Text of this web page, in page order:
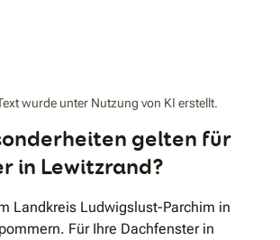
wurde unter Nutzung von KI erstellt.
gelten für
in Lewitzrand?
Landkreis Ludwigslust-Parchim in
Für Ihre Dachfenster in